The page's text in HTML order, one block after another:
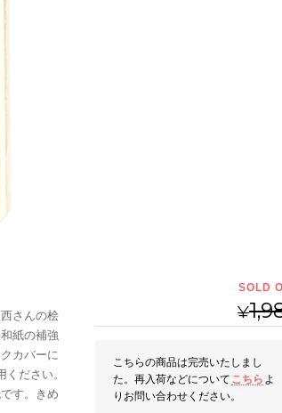
さんの桧
紙の補強
カバーに
ださい。
す。きめ
¥
SOLD
こちらの商品は完売いたしまし
た。再入荷などについて こちら よ
りお問い合わせください。